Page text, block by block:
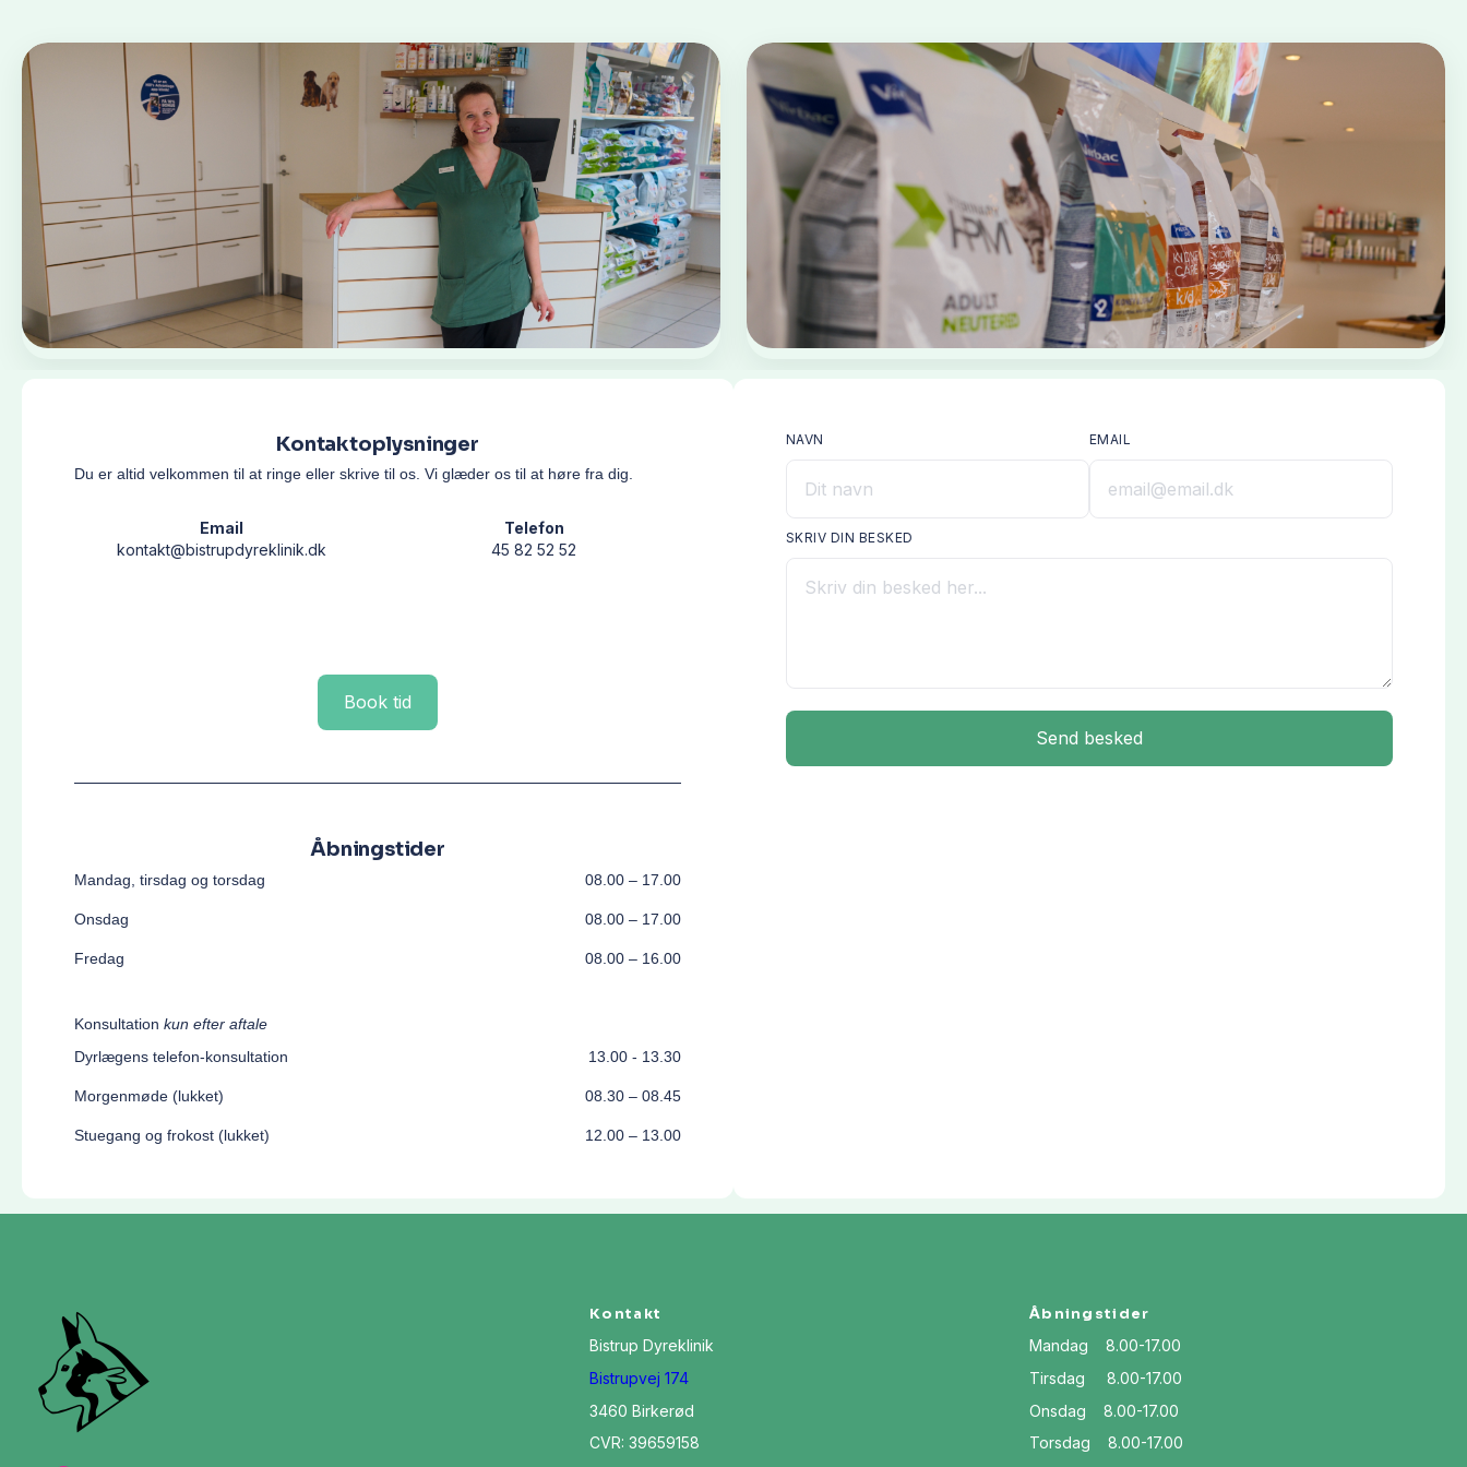
Kontaktoplysninger
Du er altid velkommen til at ringe eller skrive til os. Vi glæder os til at høre fra dig.
Email
kontakt@bistrupdyreklinik.dk
Telefon
45 82 52 52
Book tid
Åbningstider
Mandag, tirsdag og torsdag 08.00 – 17.00
Onsdag 08.00 – 17.00
Fredag 08.00 – 16.00
Konsultation kun efter aftale
Dyrlægens telefon-konsultation
13.00 - 13.30
Morgenmøde (lukket) 08.30 – 08.45
Stuegang og frokost (lukket) 12.00 – 13.00
NAVN EMAIL
SKRIV DIN BESKED
Kontakt
Bistrup Dyreklinik
Bistrupvej 174
3460 Birkerød
CVR: 39659158
Åbningstider
Mandag 8.00-17.00
Tirsdag 8.00-17.00
Onsdag 8.00-17.00
Torsdag 8.00-17.00